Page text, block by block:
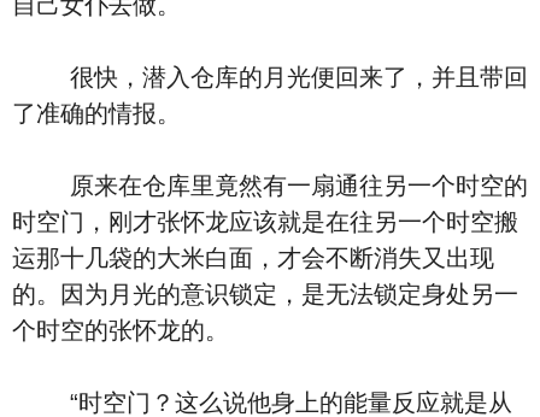
很快，潜入仓库的月光便回来了，并且带回
了准确的情报。
原来在仓库里竟然有一扇通往另一个时空的
时空门，刚才张怀龙应该就是在往另一个时空搬
运那十几袋的大米白面，才会不断消失又出现
的。因为月光的意识锁定，是无法锁定身处另一
个时空的张怀龙的。
“时空门？这么说他身上的能量反应就是从